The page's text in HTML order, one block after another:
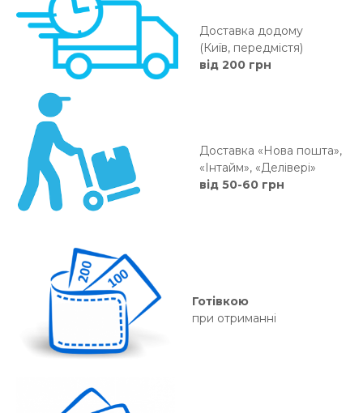
Доставка додому
(Київ, передмістя)
від 200 грн
Доставка «Нова пошта»,
«Інтайм», «Делівері»
від 50-60 грн
Готівкою
при отриманні